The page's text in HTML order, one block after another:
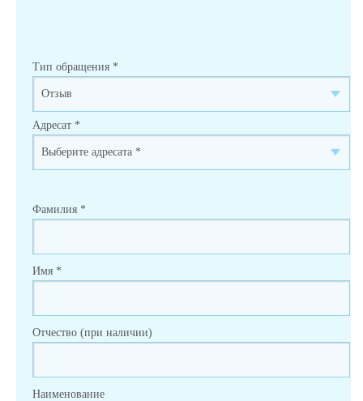
Тип обращения *
Адресат *
Фамилия *
Имя *
Отчество (при наличии)
Наименование